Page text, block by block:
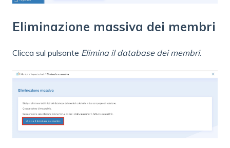
Eliminazione massiva dei membri
Clicca sul pulsante Elimina il database dei membri.